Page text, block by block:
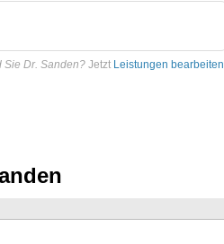
Sie Dr. Sanden? Jetzt Leistungen bearbeiten